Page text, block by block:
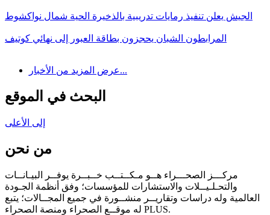
الجيش يعلن تنفيذ رمايات تدريبية بالذخيرة الحية شمال نواكشوط
المرابطون الشبان يحجزون بطاقة العبور إلى نهائي كوتيف
عرض المزيد من الأخبار...
البحث في الموقع
إلى الأعلى
من نحن
مركـــز الصحـــراء هــو مـكــتــب خــبــرة يوفــر البيـانــات
والتحـلـيــلات والاستشارات للمؤسسات؛ وفق أنظمة الجـودة
العالمية وله دراسات وتقاريــر منشــورة في جميع المجــالات؛ يتبع
له موقــع الصحراء ومنصة الصحراء PLUS.